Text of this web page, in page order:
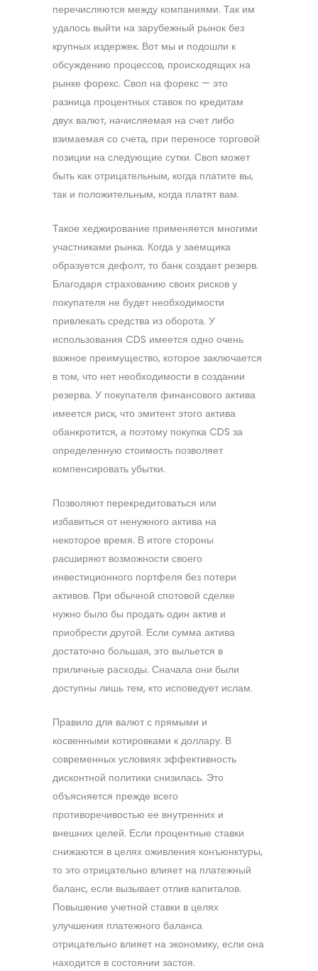
перечисляются между компаниями. Так им
удалось выйти на зарубежный рынок без
крупных издержек. Вот мы и подошли к
обсуждению процессов, происходящих на
рынке форекс. Своп на форекс — это
разница процентных ставок по кредитам
двух валют, начисляемая на счет либо
взимаемая со счета, при переносе торговой
позиции на следующие сутки. Своп может
быть как отрицательным, когда платите вы,
так и положительным, когда платят вам.
Такое хеджирование применяется многими
участниками рынка. Когда у заемщика
образуется дефолт, то банк создает резерв.
Благодаря страхованию своих рисков у
покупателя не будет необходимости
привлекать средства из оборота. У
использования CDS имеется одно очень
важное преимущество, которое заключается
в том, что нет необходимости в создании
резерва. У покупателя финансового актива
имеется риск, что эмитент этого актива
обанкротится, а поэтому покупка CDS за
определенную стоимость позволяет
компенсировать убытки.
Позволяют перекредитоваться или
избавиться от ненужного актива на
некоторое время. В итоге стороны
расширяют возможности своего
инвестиционного портфеля без потери
активов. При обычной спотовой сделке
нужно было бы продать один актив и
приобрести другой. Если сумма актива
достаточно большая, это выльется в
приличные расходы. Сначала они были
доступны лишь тем, кто исповедует ислам.
Правило для валют с прямыми и
косвенными котировками к доллару. В
современных условиях эффективность
дисконтной политики снизилась. Это
объясняется прежде всего
противоречивостью ее внутренних и
внешних целей. Если процентные ставки
снижаются в целях оживления конъюнктуры,
то это отрицательно влияет на платежный
баланс, если вызывает отлив капиталов.
Повышение учетной ставки в целях
улучшения платежного баланса
отрицательно влияет на экономику, если она
находится в состоянии застоя.